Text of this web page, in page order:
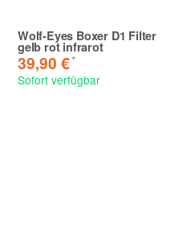
Wolf-Eyes Boxer D1 Filter
gelb rot infrarot
39,90 €*
Sofort verfügbar